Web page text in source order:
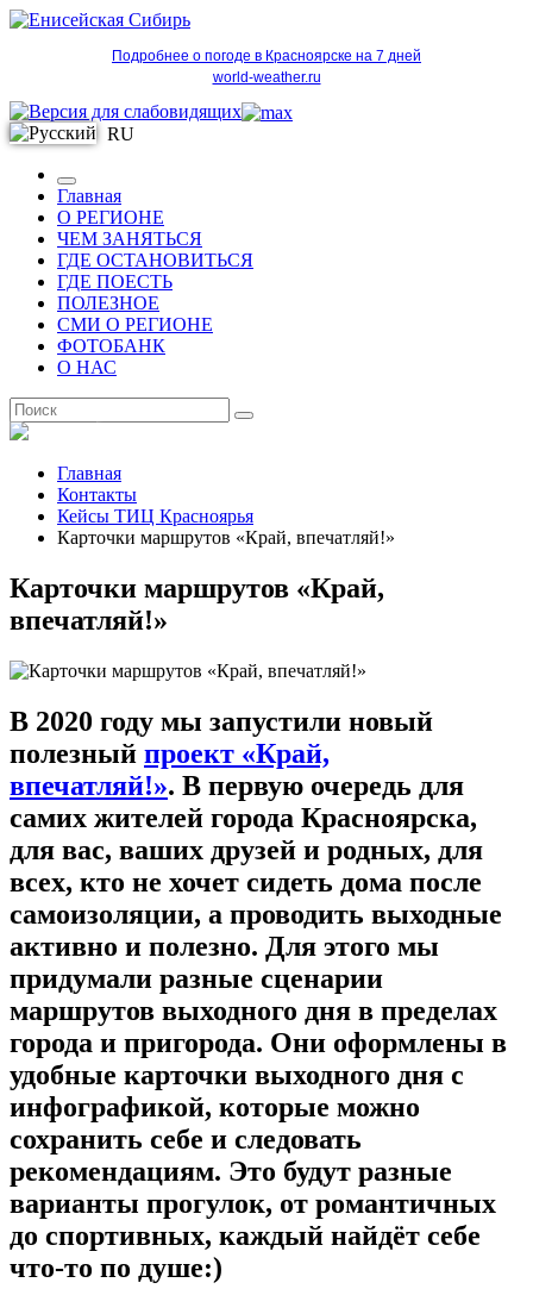
Подробнее о погоде в Красноярске на 7 дней
world-weather.ru
RU
Главная
О РЕГИОНЕ
ЧЕМ ЗАНЯТЬСЯ
ГДЕ ОСТАНОВИТЬСЯ
ГДЕ ПОЕСТЬ
ПОЛЕЗНОЕ
СМИ О РЕГИОНЕ
ФОТОБАНК
О НАС
Главная
Контакты
Кейсы ТИЦ Красноярья
Карточки маршрутов «Край, впечатляй!»
Карточки маршрутов «Край,
впечатляй!»
В 2020 году мы запустили новый
полезный проект «Край,
впечатляй!». В первую очередь для
самих жителей города Красноярска,
для вас, ваших друзей и родных, для
всех, кто не хочет сидеть дома после
самоизоляции, а проводить выходные
активно и полезно. Для этого мы
придумали разные сценарии
маршрутов выходного дня в пределах
города и пригорода. Они оформлены в
удобные карточки выходного дня с
инфографикой, которые можно
сохранить себе и следовать
рекомендациям. Это будут разные
варианты прогулок, от романтичных
до спортивных, каждый найдёт себе
что-то по душе:)